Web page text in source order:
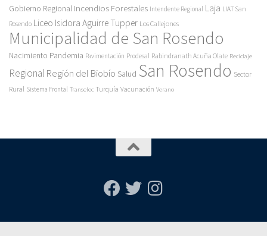
Gobierno Regional Incendios Forestales Intendente Regional Laja LIAT San
Rosendo Liceo Isidora Aguirre Tupper Los Callejones
Municipalidad de San Rosendo
Nacimiento Pandemia Pavimentación Prodesal Rabindranath Acuña Olate Reciclaje
Regional Región del Biobío Salud San Rosendo Sector
Rural Sistema Frontal Transelec Turquía Vacunación Verano